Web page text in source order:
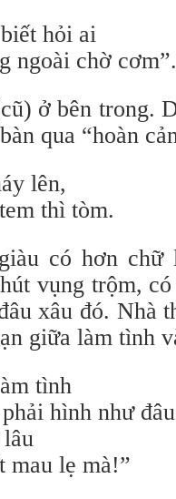
hỏi ai
ngoài chờ cơm”.
ở bên trong.
qua “hoàn
lên,
thì tòm.
có hơn chữ
vụng trộm,
xâu đó. Nhà
giữa làm tình
tình
hình như đâu
mau lẹ mà!”